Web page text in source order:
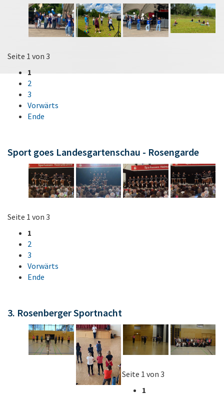
Seite 1 von 3
1
2
3
Vorwärts
Ende
Sport goes Landesgartenschau - Rosengarde
Seite 1 von 3
1
2
3
Vorwärts
Ende
3. Rosenberger Sportnacht
Seite 1 von 3
1